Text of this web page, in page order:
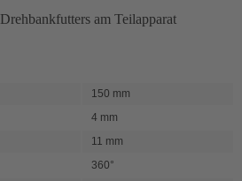
am Teilapparat
150 mm
4 mm
11 mm
360°